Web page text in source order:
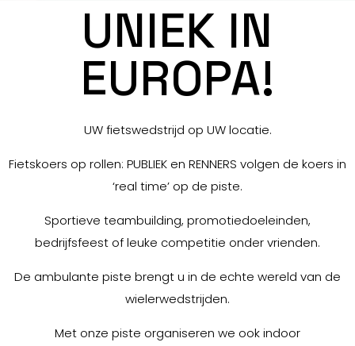
UNIEK IN
EUROPA!
UW fietswedstrijd op UW locatie.
Fietskoers op rollen: PUBLIEK en RENNERS volgen de koers in
‘real time’ op de piste.
Sportieve teambuilding, promotiedoeleinden,
bedrijfsfeest of leuke competitie onder vrienden.
De ambulante piste brengt u in de echte wereld van de
wielerwedstrijden.
Met onze piste organiseren we ook indoor